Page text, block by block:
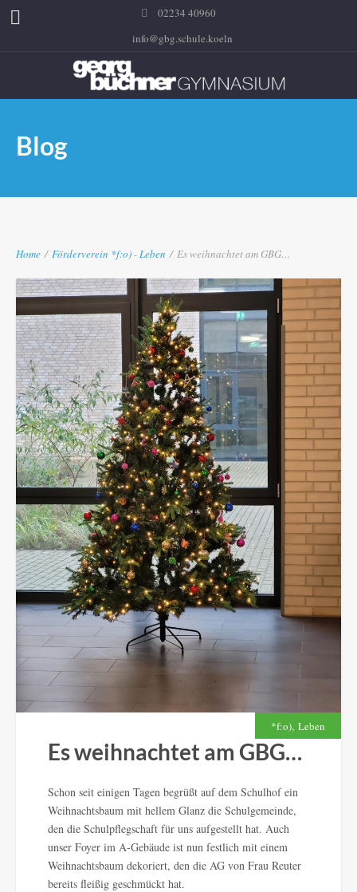
02234 40960
info@gbg.schule.koeln
Blog
Home / Förderverein *f:o) -Leben / Es weihnachtet am GBG…
*f:o), Leben
Es weihnachtet am GBG…
Schon seit einigen Tagen begrüßt auf dem Schulhof ein
Weihnachtsbaum mit hellem Glanz die Schulgemeinde,
den die Schulpflegschaft für uns aufgestellt hat. Auch
unser Foyer im A-Gebäude ist nun festlich mit einem
Weihnachtsbaum dekoriert, den die AG von Frau Reuter
bereits fleißig geschmückt hat.